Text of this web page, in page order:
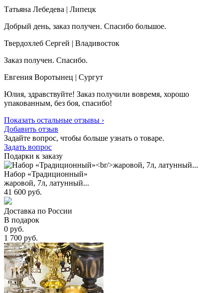
Татьяна Лебедева | Липецк
Добрый день, заказ получен. Спасибо большое.
Твердохлеб Сергей | Владивосток
Заказ получен. Спасибо.
Евгения Воротынец | Сургут
Юлия, здравствуйте! Заказ получили вовремя, хорошо
упакованным, без боя, спасибо!
Показать остальные отзывы ›
Добавить отзыв
Задайте вопрос, чтобы больше узнать о товаре.
Задать вопрос
Подарки к заказу
Набор «Традиционный»
жаровой, 7л, латунный...
41 600 руб.
Доставка по России
В подарок
0 руб.
1 700 руб.